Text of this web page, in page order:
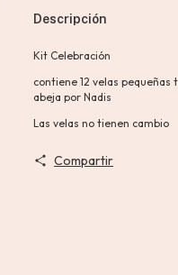
Descripción
Kit Celebración
contiene 12 velas
abeja por Nadis
Las velas no tienen cambio
Compartir